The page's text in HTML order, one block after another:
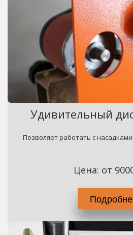
Удивительный
Позволяет работать с
Цена: от